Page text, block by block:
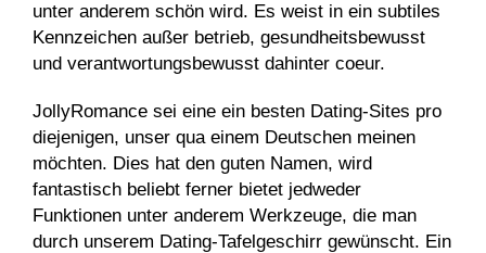
unter anderem schön wird. Es weist in ein subtiles
Kennzeichen außer betrieb, gesundheitsbewusst
und verantwortungsbewusst dahinter coeur.
JollyRomance sei eine ein besten Dating-Sites pro
diejenigen, unser qua einem Deutschen meinen
möchten. Dies hat den guten Namen, wird
fantastisch beliebt ferner bietet jedweder
Funktionen unter anderem Werkzeuge, die man
durch unserem Dating-Tafelgeschirr gewünscht. Ein